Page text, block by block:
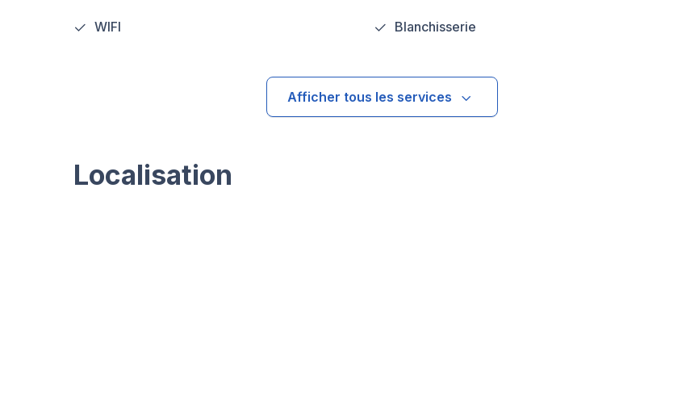
WIFI Blanchisserie
Afficher tous les services
Localisation